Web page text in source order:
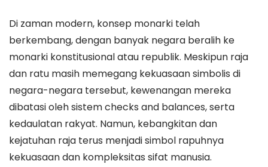
Di zaman modern, konsep monarki telah
berkembang, dengan banyak negara beralih ke
monarki konstitusional atau republik. Meskipun raja
dan ratu masih memegang kekuasaan simbolis di
negara-negara tersebut, kewenangan mereka
dibatasi oleh sistem checks and balances, serta
kedaulatan rakyat. Namun, kebangkitan dan
kejatuhan raja terus menjadi simbol rapuhnya
kekuasaan dan kompleksitas sifat manusia.